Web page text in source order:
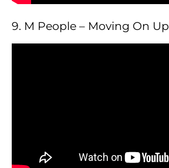
9. M People – Moving On Up